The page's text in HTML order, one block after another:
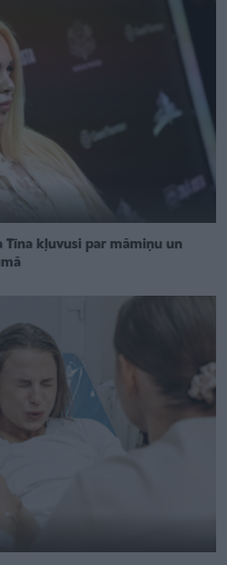
Tīna kļuvusi par māmiņu un